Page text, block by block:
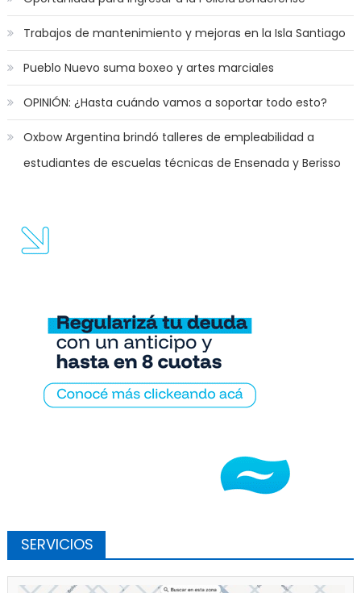
Trabajos de mantenimiento y mejoras en la Isla Santiago
Pueblo Nuevo suma boxeo y artes marciales
OPINIÓN: ¿Hasta cuándo vamos a soportar todo esto?
Oxbow Argentina brindó talleres de empleabilidad a
estudiantes de escuelas técnicas de Ensenada y Berisso
SERVICIOS